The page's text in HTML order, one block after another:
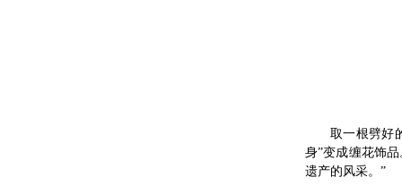
取一根劈好
身”变成缠花饰
遗产的风采。”